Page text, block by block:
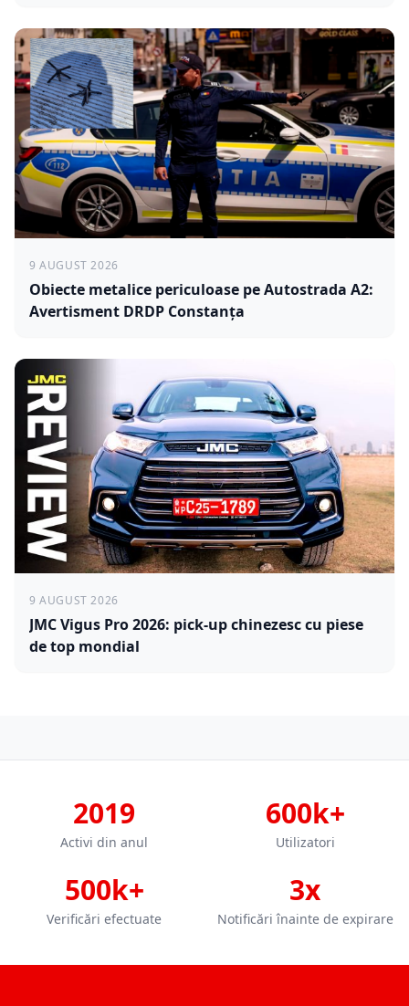
9 AUGUST 2026
Obiecte metalice periculoase pe Autostrada A2:
Avertisment DRDP Constanța
9 AUGUST 2026
JMC Vigus Pro 2026: pick-up chinezesc cu piese
de top mondial
2019
Activi din anul
600k+
Utilizatori
500k+
Verificări efectuate
3x
Notificări înainte de expirare